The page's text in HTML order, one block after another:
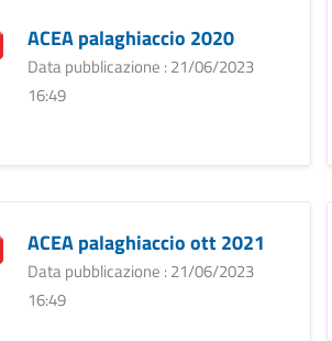
ACEA palaghiaccio 2020
Data pubblicazione : 21/06/2023
16:49
ACEA palaghiaccio ott 2021
Data pubblicazione : 21/06/2023
16:49